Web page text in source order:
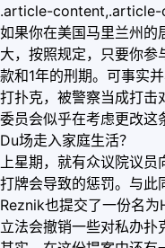
.article-
如果你在美国马里兰州的
大，按照规定，只要你
款和1年的刑期。可事实
打扑克，被警察当成打击
委员会似乎在考虑更改这
Du场走入家庭生活？
上星期，就有众议院议员
打牌会导致的惩罚。与
Reznik也提交了一份名
立法会撤销一些对私办扑